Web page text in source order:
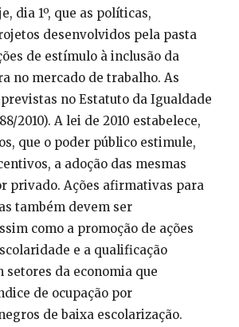
dia 1º, que as políticas,
desenvolvidos pela pasta
de estímulo à inclusão da
no mercado de trabalho. As
no Estatuto da Igualdade
2010). A lei de 2010 estabelece,
que o poder público estimule,
a adoção das mesmas
privado. Ações afirmativas para
também devem ser
como a promoção de ações
e a qualificação
setores da economia que
de ocupação por
de baixa escolarização.